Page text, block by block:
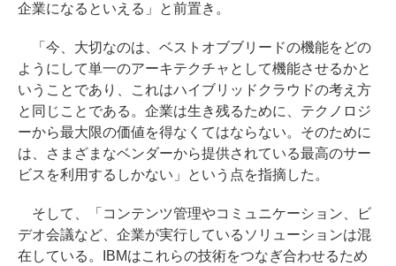
企業になるといえる」と前置き。
「今、大切なのは、ベストオブブリードの機能をどの
ようにして単一のアーキテクチャとして機能させるかと
いうことであり、これはハイブリッドクラウドの考え方
と同じことである。企業は生き残るために、テクノロジ
ーから最大限の価値を得なくてはならない。そのために
は、さまざまなベンダーから提供されている最高のサー
ビスを利用するしかない」という点を指摘した。
そして、「コンテンツ管理やコミュニケーション、ビ
デオ会議など、企業が実行しているソリューションは混
在している。IBMはこれらの技術をつなぎ合わせるため